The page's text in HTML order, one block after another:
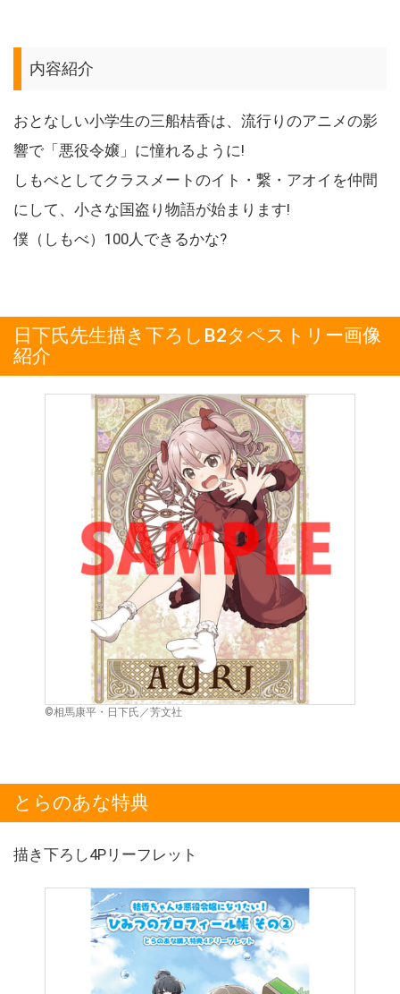
内容紹介
おとなしい小学生の三船桔香は、流行りのアニメの影
響で「悪役令嬢」に憧れるように!
しもべとしてクラスメートのイト・繋・アオイを仲間
にして、小さな国盗り物語が始まります!
僕（しもべ）100人できるかな?
日下氏先生描き下ろしB2タペストリー画像
紹介
©相馬康平・日下氏／芳文社
とらのあな特典
描き下ろし4Pリーフレット